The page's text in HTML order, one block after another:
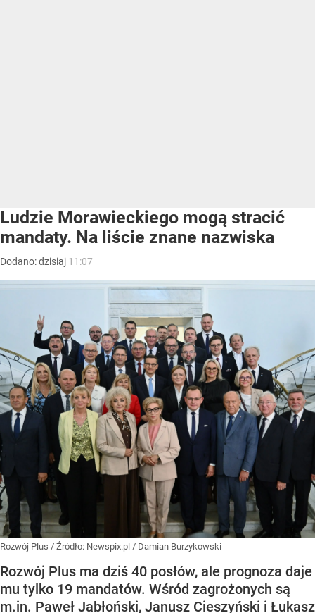
Ludzie Morawieckiego mogą stracić
mandaty. Na liście znane nazwiska
Dodano:dzisiaj 11:07
Rozwój Plus / Źródło: Newspix.pl / Damian Burzykowski
Rozwój Plus ma dziś 40 posłów, ale prognoza daje
mu tylko 19 mandatów. Wśród zagrożonych są
m.in. Paweł Jabłoński, Janusz Cieszyński i Łukasz